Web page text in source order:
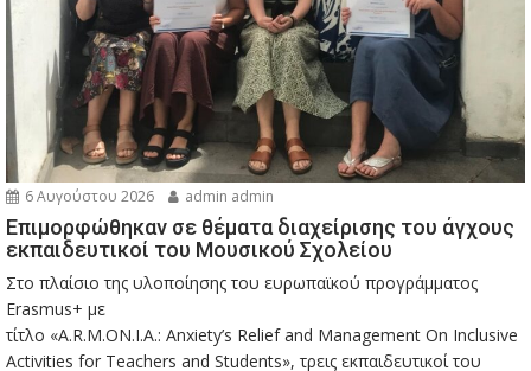
6 Αυγούστου 2026 admin admin
Eπιμορφώθηκαν σε θέματα διαχείρισης του άγχους
εκπαιδευτικοί του Μουσικού Σχολείου
Στο πλαίσιο της υλοποίησης του ευρωπαϊκού προγράμματος
Erasmus+ με
τίτλο «A.R.M.ON.I.A.: Anxiety’s Relief and Management On Inclusive
Activities for Teachers and Students», τρεις εκπαιδευτικοί του